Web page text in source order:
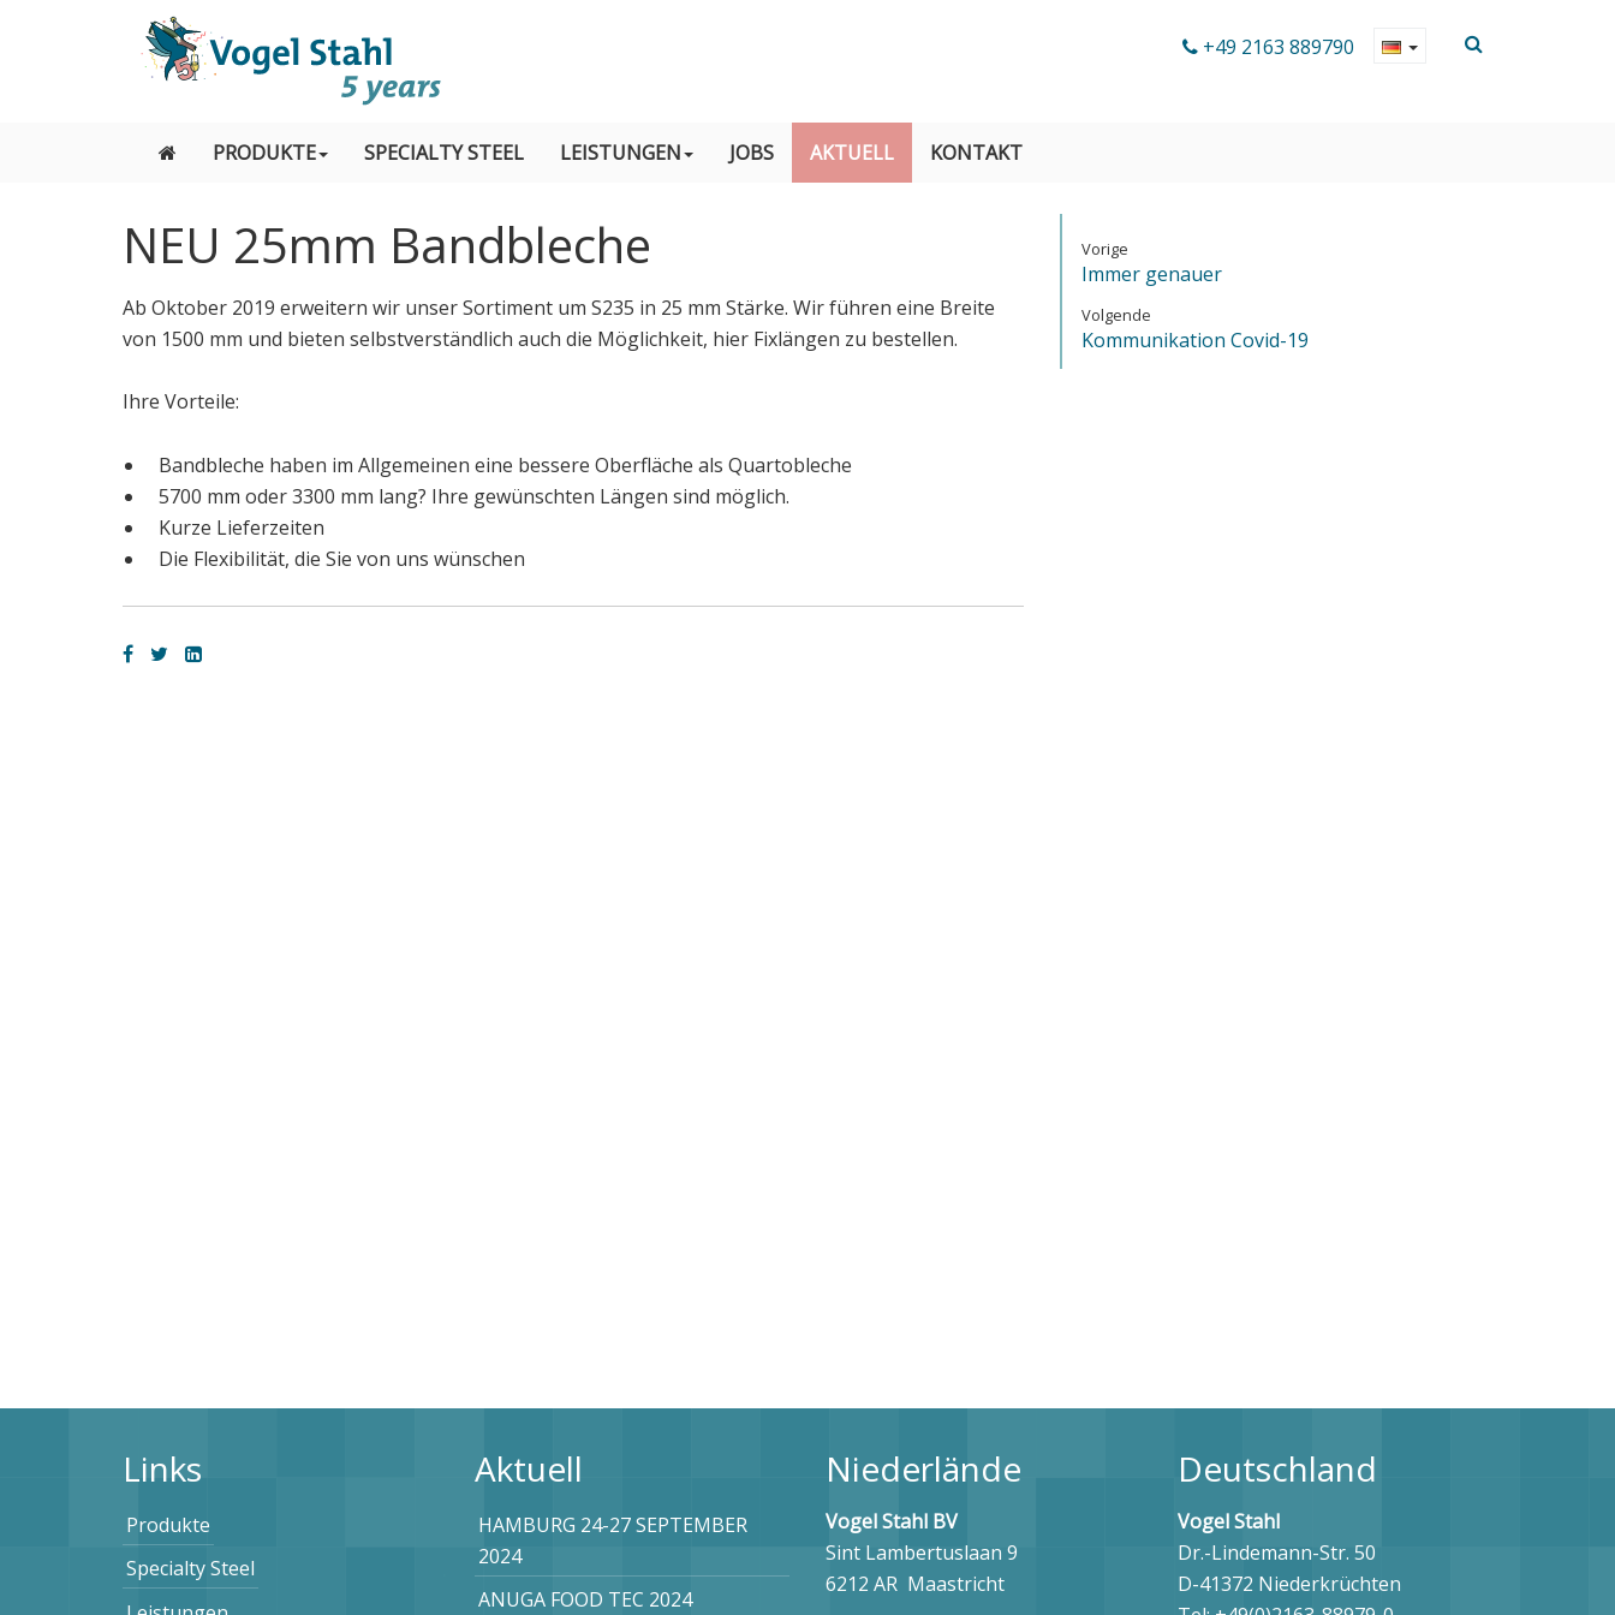
+49 2163 889790
PRODUKTE SPECIALTY STEEL LEISTUNGEN JOBS AKTUELL KONTAKT
NEU 25mm Bandbleche
Ab Oktober 2019 erweitern wir unser Sortiment um S235 in 25 mm Stärke. Wir führen eine Breite
von 1500 mm und bieten selbstverständlich auch die Möglichkeit, hier Fixlängen zu bestellen.
Ihre Vorteile:
Bandbleche haben im Allgemeinen eine bessere Oberfläche als Quartobleche
5700 mm oder 3300 mm lang? Ihre gewünschten Längen sind möglich.
Kurze Lieferzeiten
Die Flexibilität, die Sie von uns wünschen
Vorige
Immer genauer
Volgende
Kommunikation Covid-19
Links
Produkte
Specialty Steel
Aktuell
HAMBURG 24-27 SEPTEMBER
2024
ANUGA FOOD TEC 2024
Niederlände
Vogel Stahl BV
Sint Lambertuslaan 9
6212 AR Maastricht
Deutschland
Vogel Stahl
Dr.-Lindemann-Str. 50
D-41372 Niederkrüchten